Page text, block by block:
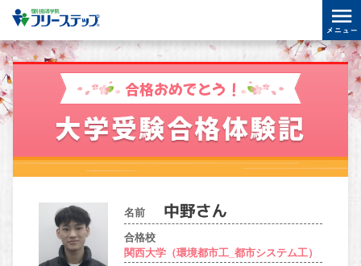
合格おめでとう！
大学受験合格体験記
名前
合格校
関西大学（環境都市工_都市システム工）